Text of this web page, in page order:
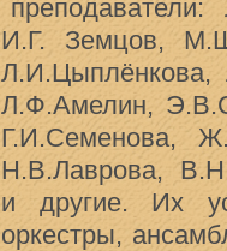
преподаватели:
И.Г. Земцов,
Л.Ф.Амелин,
Г.И.Семенова,
Н.В.Лаврова,
и другие. Их
оркестры,